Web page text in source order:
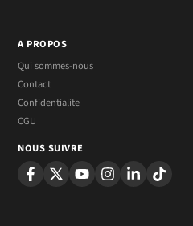
A PROPOS
Qui sommes-nous
Contact
Confidentialite
CGU
NOUS SUIVRE